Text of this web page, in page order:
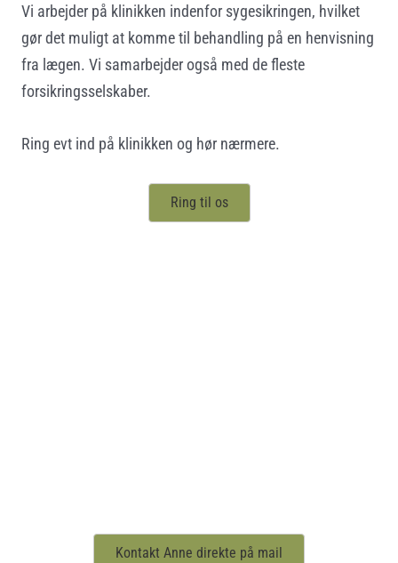
Vi arbejder på klinikken indenfor sygesikringen, hvilket
gør det muligt at komme til behandling på en henvisning
fra lægen. Vi samarbejder også med de fleste
forsikringsselskaber.
Ring evt ind på klinikken og hør nærmere.
Ring til os
Kontakt Anne direkte på mail